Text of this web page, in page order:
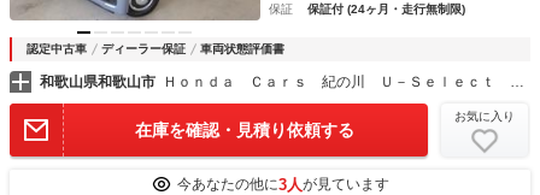
保証
保証付 (24ヶ月・走行無制限)
認定中古車 ディーラー保証 車両状態評価書
和歌山県和歌山市 Ｈｏｎｄａ Ｃａｒｓ 紀の川 Ｕ－Ｓｅｌｅｃｔ 和歌山北インター
在庫を確認・見積り依頼する
お気に入り
今あなたの他に3人が見ています